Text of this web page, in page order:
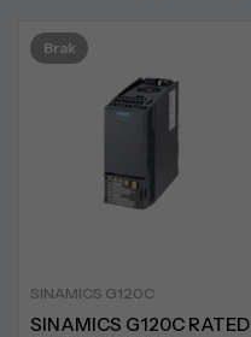
Brak
SINAMICS G120C
SINAMICS G120C RATED